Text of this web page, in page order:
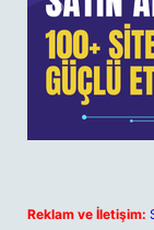
Reklam ve İletişim: